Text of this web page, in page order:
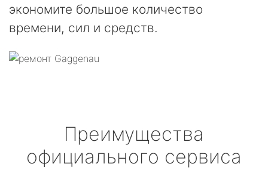
экономите большое количество
времени, сил и средств.
Преимущества
официального сервиса